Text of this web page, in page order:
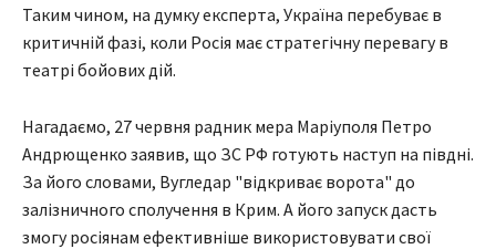
Таким чином, на думку експерта, Україна перебуває в
критичній фазі, коли Росія має стратегічну перевагу в
театрі бойових дій.
Нагадаємо, 27 червня радник мера Маріуполя Петро
Андрющенко заявив, що ЗС РФ готують наступ на півдні.
За його словами, Вугледар "відкриває ворота" до
залізничного сполучення в Крим. А його запуск дасть
змогу росіянам ефективніше використовувати свої